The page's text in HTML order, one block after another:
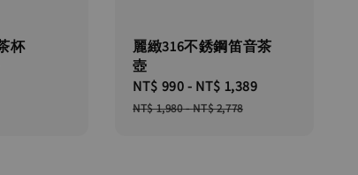
杯
麗緻316不銹鋼笛音茶
壺
Sale
price
NT$ 990- NT$ 1,389
NT$ 1,980-NT$ 2,778